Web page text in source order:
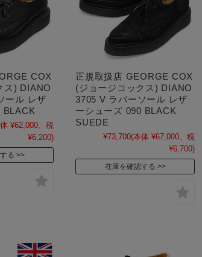
COX
ス) DIANO
ール レザ
BLACK
¥62,000、税
¥6,200)
る
正規取扱店 GEORGE COX
(ジョージコックス) DIANO
3705 V ラバーソール レザ
ーシューズ 090 BLACK
SUEDE
¥73,700(本体 ¥67,000、税
¥6,700)
在庫を確認する